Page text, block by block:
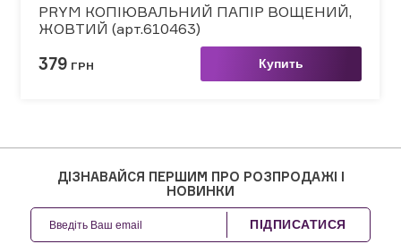
PRYM КОПІЮВАЛЬНИЙ ПАПІР ВОЩЕНИЙ,
ЖОВТИЙ (арт.610463)
379 ГРН Купить
ДІЗНАВАЙСЯ ПЕРШИМ ПРО РОЗПРОДАЖІ І
НОВИНКИ
ПІДПИСАТИСЯ